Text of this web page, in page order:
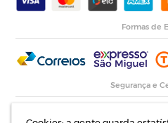
Formas de
Segurança e